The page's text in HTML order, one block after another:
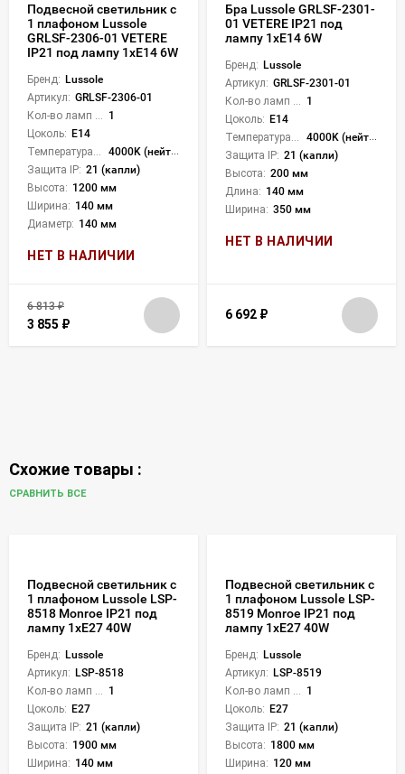
Подвесной светильник с
1 плафоном Lussole
GRLSF-2306-01 VETERE
IP21 под лампу 1xE14 6W
Бренд: Lussole
Артикул: GRLSF-2306-01
1
Цоколь: E14
4000K (нейтральный)
Защита IP: 21 (капли)
Высота: 1200 мм
Ширина: 140 мм
Диаметр: 140 мм
НЕТ В НАЛИЧИИ
6 813₽
3 855 ₽
Бра Lussole GRLSF-2301-
01 VETERE IP21 под
лампу 1xE14 6W
Бренд: Lussole
Артикул: GRLSF-2301-01
1
Цоколь: E14
4000K (нейтральный)
Защита IP: 21 (капли)
Высота: 200 мм
Длина: 140 мм
Ширина: 350 мм
НЕТ В НАЛИЧИИ
6 692 ₽
Схожие товары :
СРАВНИТЬ ВСЕ
Подвесной светильник с
1 плафоном Lussole LSP-
8518 Monroe IP21 под
лампу 1xE27 40W
Бренд: Lussole
Артикул: LSP-8518
1
Цоколь: E27
Защита IP: 21 (капли)
Высота: 1900 мм
Ширина: 140 мм
Подвесной светильник с
1 плафоном Lussole LSP-
8519 Monroe IP21 под
лампу 1xE27 40W
Бренд: Lussole
Артикул: LSP-8519
1
Цоколь: E27
Защита IP: 21 (капли)
Высота: 1800 мм
Ширина: 120 мм